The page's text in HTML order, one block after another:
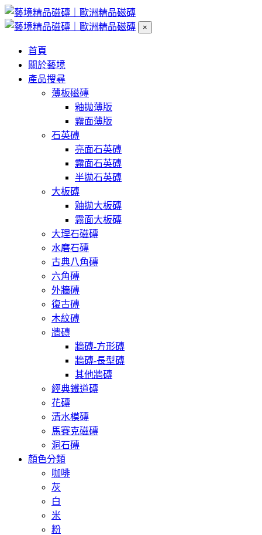
×
首頁
關於藝境
產品搜尋
薄板磁磚
釉拋薄版
霧面薄版
石英磚
亮面石英磚
霧面石英磚
半拋石英磚
大板磚
釉拋大板磚
霧面大板磚
大理石磁磚
水磨石磚
古典八角磚
六角磚
外牆磚
復古磚
木紋磚
牆磚
牆磚-方形磚
牆磚-長型磚
其他牆磚
經典鐵道磚
花磚
清水模磚
馬賽克磁磚
洞石磚
顏色分類
咖啡
灰
白
米
粉